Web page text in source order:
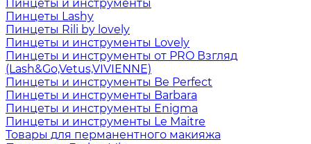
Пинцеты и инструменты
Пинцеты Lashy
Пинцеты Rili by lovely
Пинцеты и инструменты Lovely
Пинцеты и инструменты от PRO Взгляд
(Lash&Go,Vetus,VIVIENNE)
Пинцеты и инструменты Be Perfect
Пинцеты и инструменты Barbara
Пинцеты и инструменты Enigma
Пинцеты и инструменты Le Maitre
Товары для перманентного макияжа